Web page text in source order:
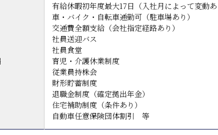
有給休暇初年度最大17日（入社月によって変動あ
車・バイク・自転車通勤可（駐車場あり）
交通費全額支給（会社指定経路あり）
社員送迎バス
社員食堂
育児・介護休業制度
従業員持株会
財形貯蓄制度
退職金制度（確定拠出年金）
住宅補助制度（条件あり）
自動車任意保険団体割引 等